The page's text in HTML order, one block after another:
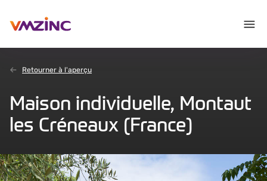
Retourner à l'aperçu
Maison individuelle, Montaut
les Créneaux (France)